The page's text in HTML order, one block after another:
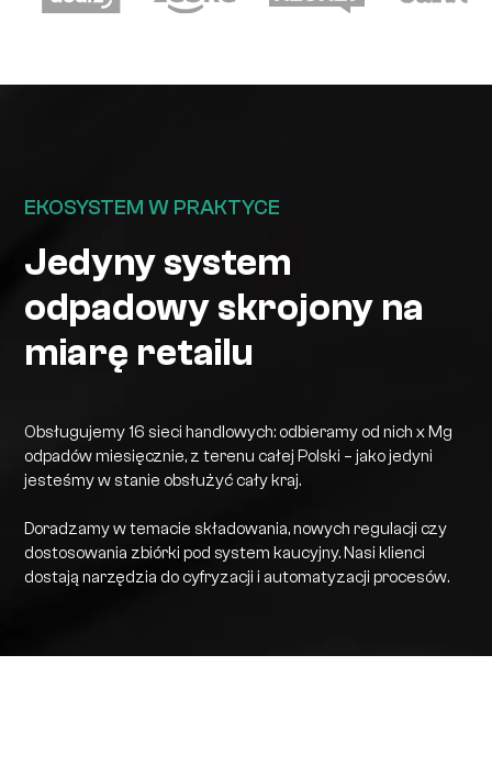
EKOSYSTEM W PRAKTYCE
Jedyny system
odpadowy skrojony na
miarę retailu
Obsługujemy 16 sieci handlowych: odbieramy od nich x Mg
odpadów miesięcznie, z terenu całej Polski – jako jedyni
jesteśmy w stanie obsłużyć cały kraj.
Doradzamy w temacie składowania, nowych regulacji czy
dostosowania zbiórki pod system kaucyjny. Nasi klienci
dostają narzędzia do cyfryzacji i automatyzacji procesów.